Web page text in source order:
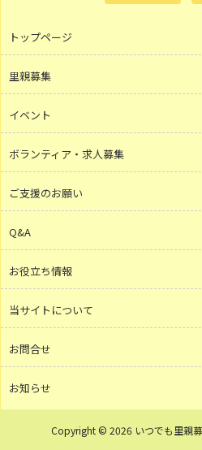
トップページ
里親募集
イベント
ボランティア・求人募集
ご支援のお願い
Q&A
お役立ち情報
当サイトについて
お問合せ
お知らせ
Copyright © 2026 いつでも里親